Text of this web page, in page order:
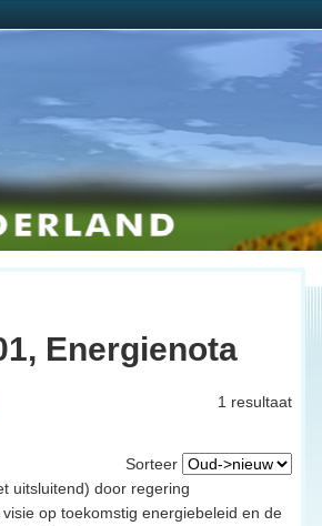
Energienota
1 resultaat
Sorteer
uitsluitend) door regering
op toekomstig energiebeleid en de